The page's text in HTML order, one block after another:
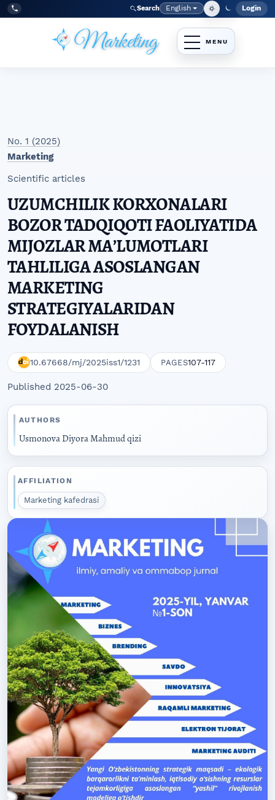
Skip to main navigation menu
Skip to main content
Skip to site footer
Tel:
+998977838464 Search Language
English Login
No. 1 (2025)
Marketing
Scientific articles
UZUMCHILIK KORXONALARI
BOZOR TADQIQOTI FAOLIYATIDA
MIJOZLAR MAʼLUMOTLARI
TAHLILIGA ASOSLANGAN
MARKETING
STRATEGIYALARIDAN
FOYDALANISH
10.67668/mj/2025iss1/1231 PAGES107-117
Published 2025-06-30
AUTHORS
Usmonova Diyora Mahmud qizi
AFFILIATION
Marketing kafedrasi